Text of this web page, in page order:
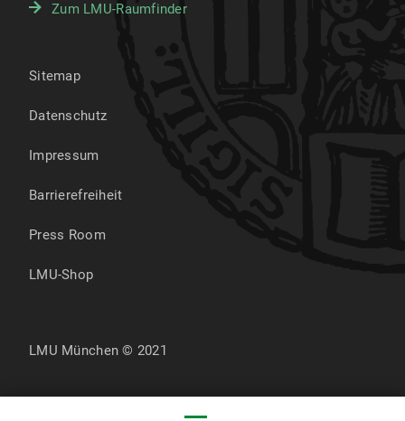
Zum LMU-Raumfinder
Sitemap
Datenschutz
Impressum
Barrierefreiheit
Press Room
LMU-Shop
LMU München © 2021